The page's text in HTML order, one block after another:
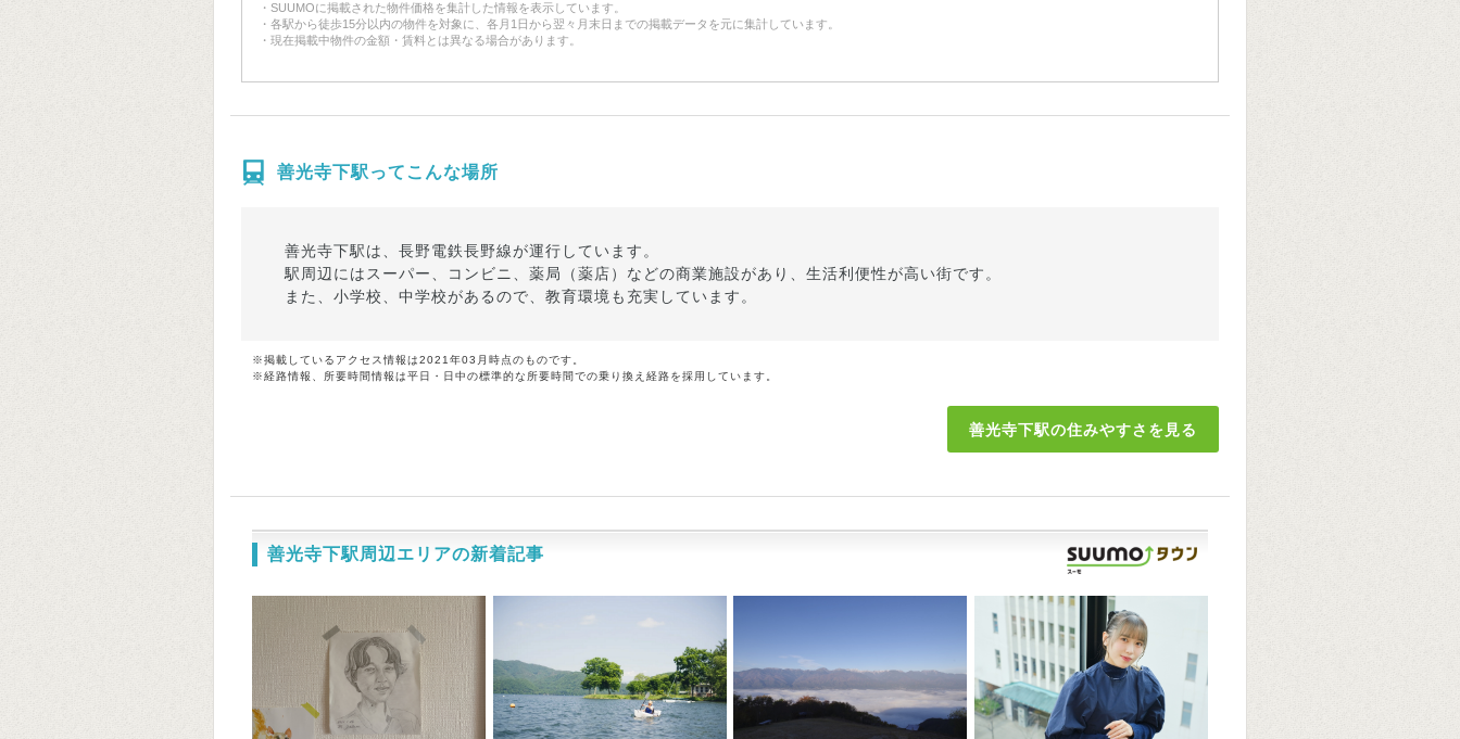
SUUMOに掲載された物件価格を集計した情報を表示しています。
各駅から徒歩15分以内の物件を対象に、各月1日から翌々月末日までの掲載データを元に集計しています。
現在掲載中物件の金額・賃料とは異なる場合があります。
善光寺下駅ってこんな場所
善光寺下駅は、長野電鉄長野線が運行しています。
駅周辺にはスーパー、コンビニ、薬局（薬店）などの商業施設があり、生活利便性が高い街です。
また、小学校、中学校があるので、教育環境も充実しています。
※掲載しているアクセス情報は2021年03月時点のものです。
※経路情報、所要時間情報は平日・日中の標準的な所要時間での乗り換え経路を採用しています。
善光寺下駅の住みやすさを見る
善光寺下駅周辺エリアの新着記事